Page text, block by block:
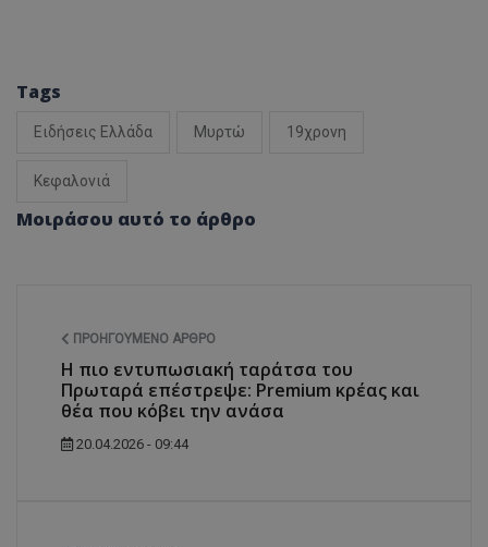
Tags
Ειδήσεις Ελλάδα Μυρτώ 19χρονη
Κεφαλονιά
Μοιράσου αυτό το άρθρο
ΠΡΟΗΓΟΎΜΕΝΟ ΆΡΘΡΟ
Η πιο εντυπωσιακή ταράτσα του
Πρωταρά επέστρεψε: Premium κρέας και
θέα που κόβει την ανάσα
20.04.2026 - 09:44